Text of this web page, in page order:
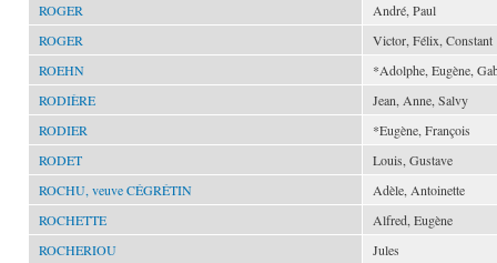
ROGER
André, Paul
ROGER
Victor, Félix, Constant
ROEHN
*Adolphe, Eugène,
RODIÈRE
Jean, Anne, Salvy
RODIER
*Eugène, François
RODET
Louis, Gustave
ROCHU, veuve CÉGRÉTIN
Adèle, Antoinette
ROCHETTE
Alfred, Eugène
ROCHERIOU
Jules